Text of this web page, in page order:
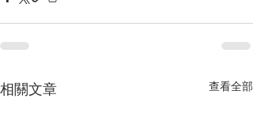
相關文章 查看全部